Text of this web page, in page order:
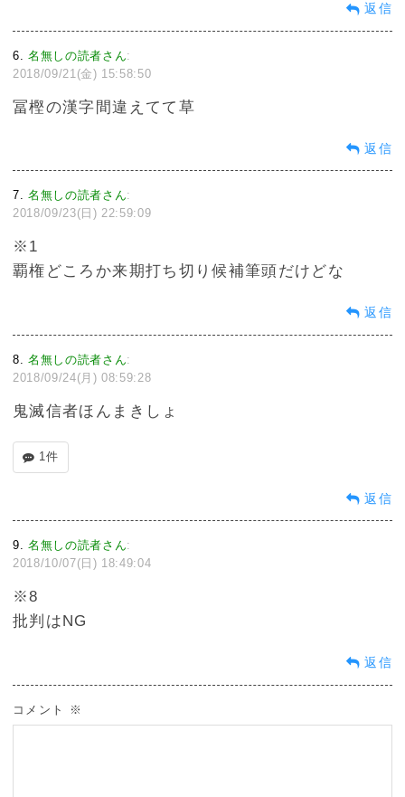
返信
6 名無しの読者さん:
2018/09/21(金) 15:58:50
冨樫の漢字間違えてて草
返信
7 名無しの読者さん:
2018/09/23(日) 22:59:09
※1
覇権どころか来期打ち切り候補筆頭だけどな
返信
8 名無しの読者さん:
2018/09/24(月) 08:59:28
鬼滅信者ほんまきしょ
1件
返信
9 名無しの読者さん:
2018/10/07(日) 18:49:04
※8
批判はNG
返信
コメント ※